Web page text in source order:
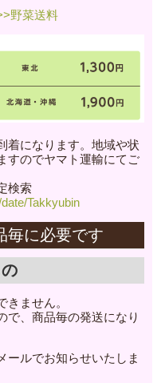
野菜送料
着になります。地域や状
すのでヤマト運輸にてご
検索
Takkyubin
毎に必要です
ません。
で、商品毎の発送になり
ールでお知らせいたしま